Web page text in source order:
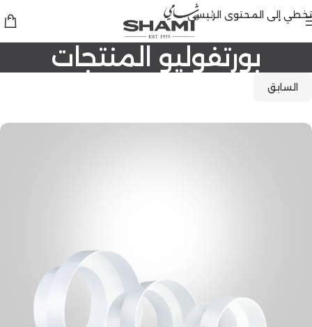
تخطي إلى المحتوى الرئيسي
بورتفوليو المنتجات
السابق